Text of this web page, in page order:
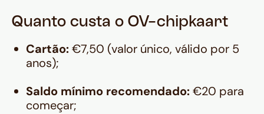
Quanto custa o OV-chipkaart
Cartão:€7,50 (valor único, válido por 5
anos);
Saldo mínimo recomendado:€20 para
começar;